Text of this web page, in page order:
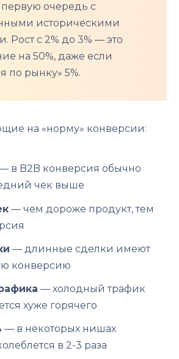
очередь с
историческими
Рост с 2% до 3% — это
на 50%, даже если
по рынку» 5%.
на «норму» конверсии:
в B2B конверсия обычно
чек выше
— чем дороже продукт, тем
— длинные сделки имеют
конверсию
— холодный трафик
хуже горячего
— в некоторых нишах
в 2-3 раза